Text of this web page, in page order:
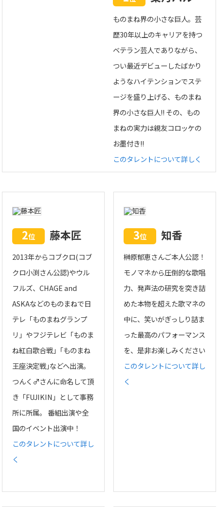
ものまね界の小さな巨人。芸
歴30年以上のキャリアを持つ
ベテラン芸人でありながら、
つい最近デビューしたばかり
ようなハイテンションでステ
ージを盛り上げる、ものまね
界の小さな巨人!! その、もの
まねの実力は親友コロッケの
お墨付き!!
このタレントについて詳しく
2位 藤本匠
2013年からコブクロ(コブ
クロ小渕さん公認)やウル
フルズ、CHAGE and
ASKAなどのものまねで日
テレ「ものまねグランプ
リ」やフジテレビ「ものま
ね紅白歌合戦」｢ものまね
王座決定戦｣などへ出演。
つんく♂さんに命名して頂
き「FUJIKIN」として事務
所に所属。 番組出演や全
国のイベント出演中！
このタレントについて詳し
く
3位 知香
榊原郁恵さんご本人公認！
モノマネから圧倒的な歌唱
力、発声法の研究を突き詰
めた本物を超えた歌マネの
中に、笑いがぎっしり詰ま
った最高のパフォーマンス
を、是非お楽しみください
このタレントについて詳し
く